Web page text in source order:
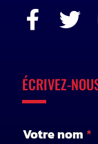
ÉCRIVEZ-
Votre nom *